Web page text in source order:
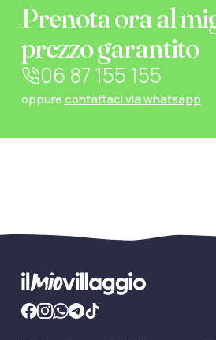
Prenota ora al
prezzo garantito
06 87 155 155
oppurecontattaci via whatsapp